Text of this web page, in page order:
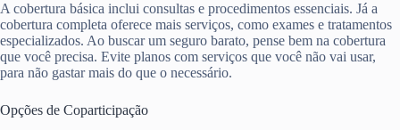
A cobertura básica inclui consultas e procedimentos essenciais. Já a
cobertura completa oferece mais serviços, como exames e tratamentos
especializados. Ao buscar um seguro barato, pense bem na cobertura
que você precisa. Evite planos com serviços que você não vai usar,
para não gastar mais do que o necessário.
Opções de Coparticipação